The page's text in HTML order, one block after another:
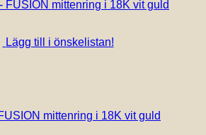
Lägg till i önskelistan!
mittenring i 18K vit guld